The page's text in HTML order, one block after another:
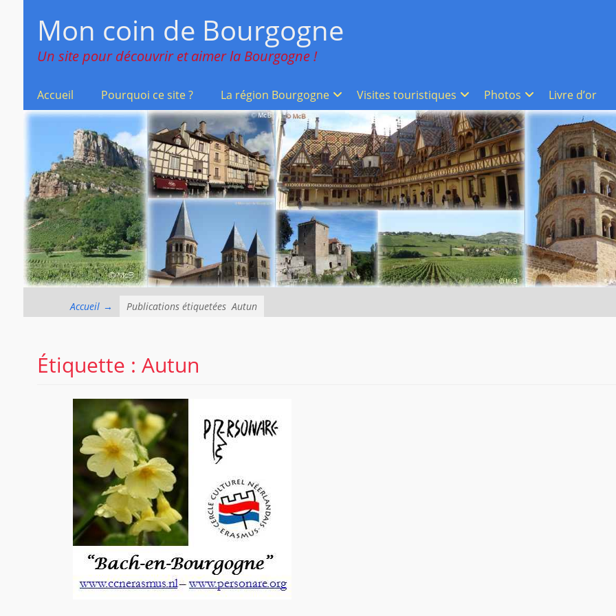
Mon coin de Bourgogne
Un site pour découvrir et aimer la Bourgogne !
contenu
Accueil Pourquoi ce site ? La région Bourgogne Visites touristiques Photos Livre d’or
Accueil → Publications étiquetéesAutun
Étiquette : Autun